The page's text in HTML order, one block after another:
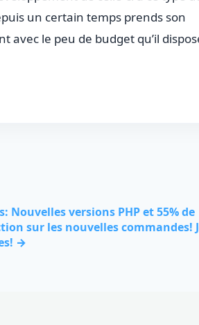
un certain temps prends son
avec le peu de budget qu’il
Nouvelles versions PHP et 55% de
sur les nouvelles commandes!
→